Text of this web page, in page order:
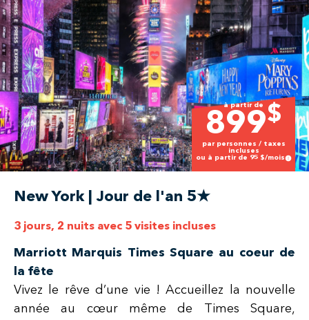
à partir de
899$
par personnes / taxes
incluses
ou à partir de 95$/mois
New York | Jour de l'an 5★
3 jours, 2 nuits avec 5 visites incluses
Marriott Marquis Times Square au coeur de
la fête
Vivez le rêve d’une vie ! Accueillez la nouvelle
année au cœur même de Times Square,